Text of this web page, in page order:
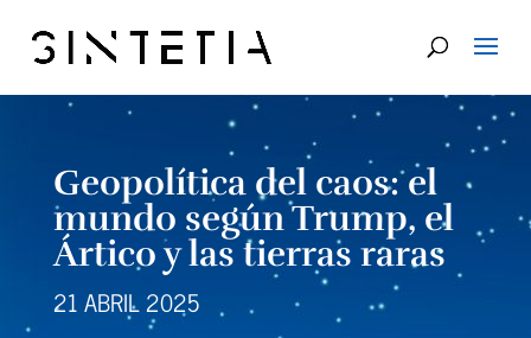
Geopolítica del caos: el
mundo según Trump, el
Ártico y las tierras raras
21 ABRIL 2025